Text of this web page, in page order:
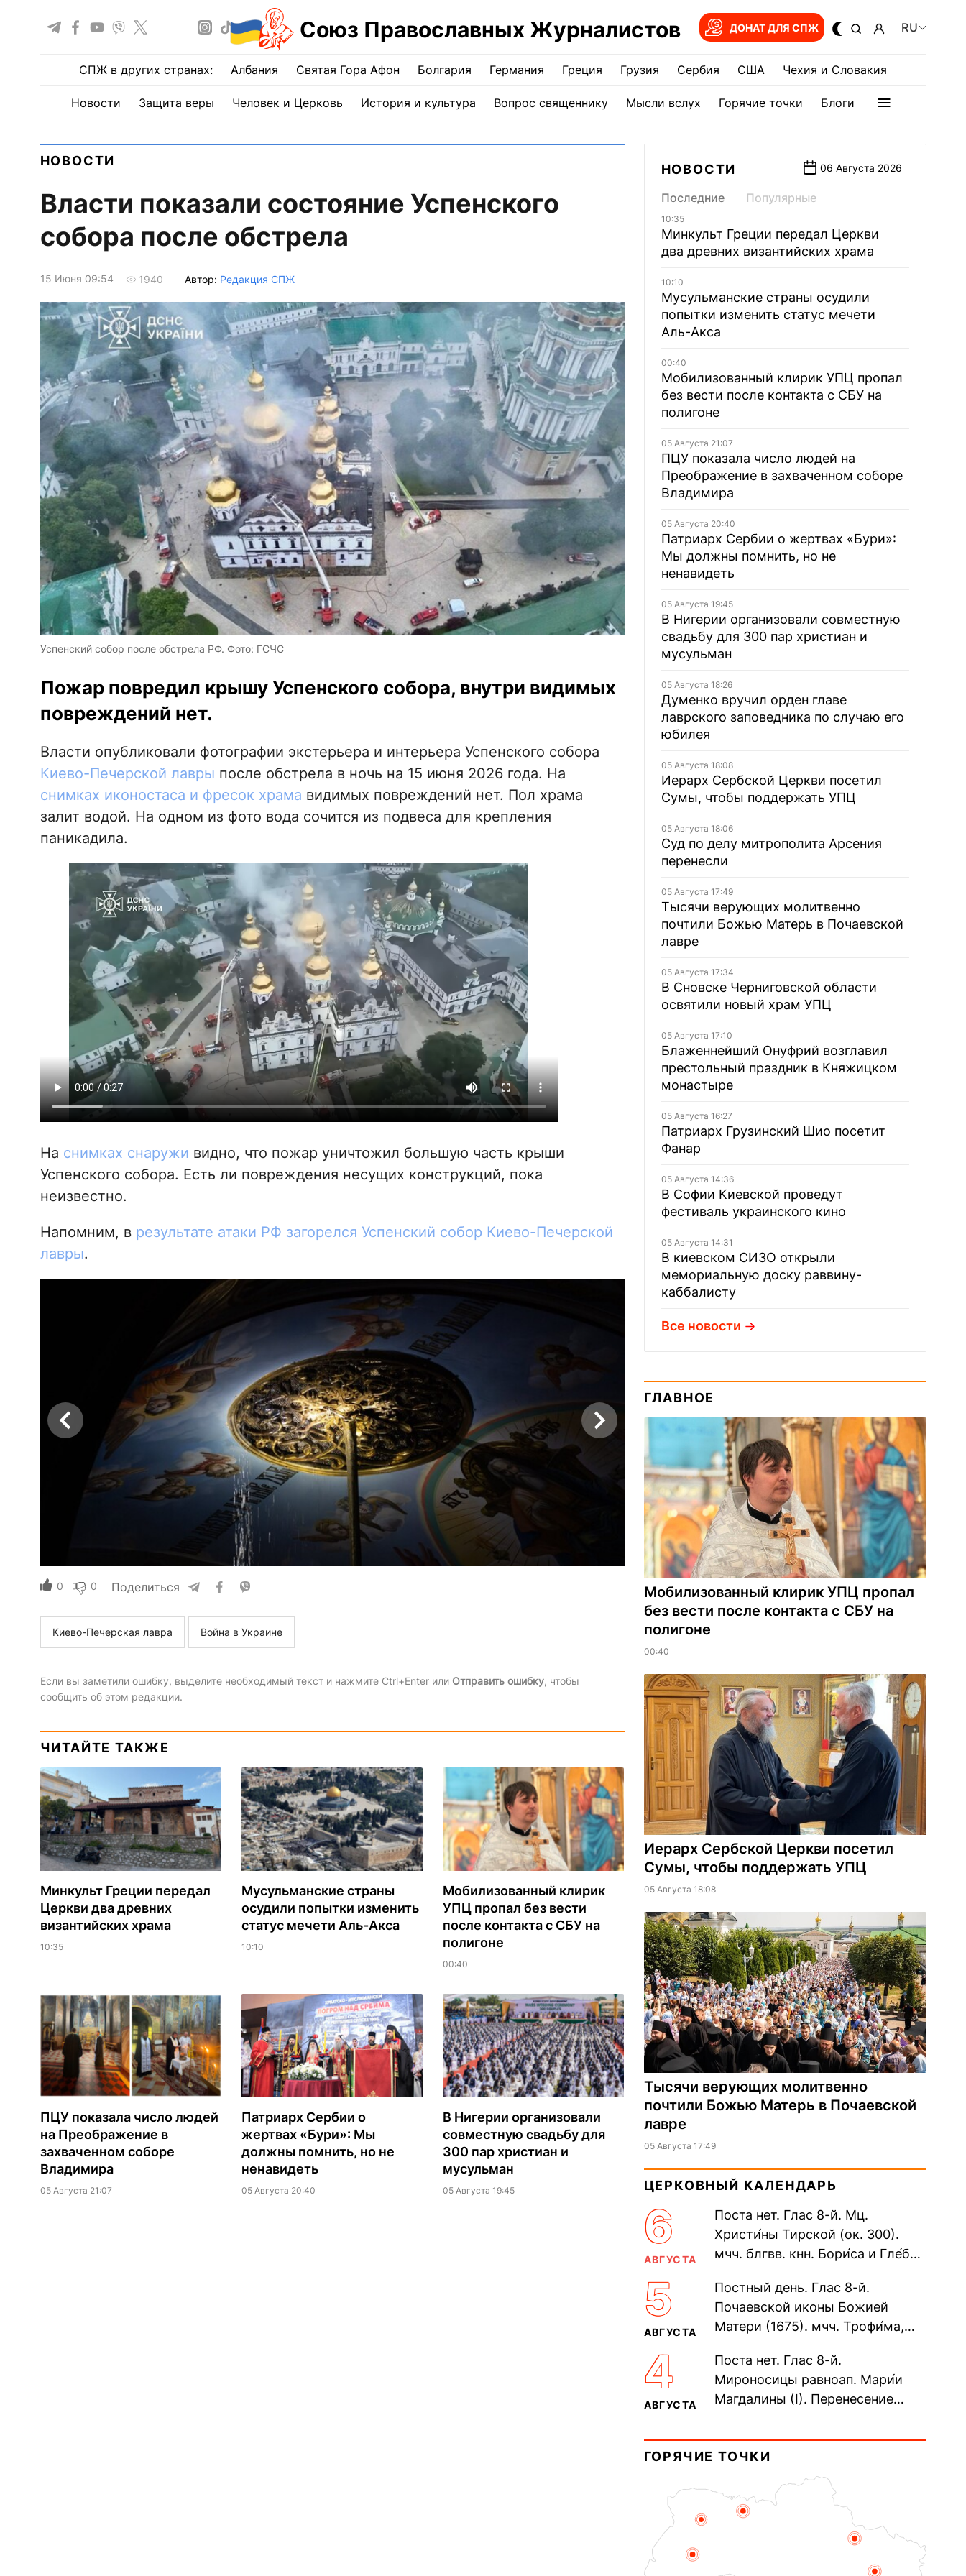
Союз Православных Журналистов ДОНАТ ДЛЯ СПЖ RU
СПЖ в других странах: Албания Святая Гора Афон Болгария Германия Греция Грузия Сербия США Чехия и Словакия
Новости Защита веры Человек и Церковь История и культура Вопрос священнику Мысли вслух Горячие точки Блоги
НОВОСТИ
Власти показали состояние Успенского
собора после обстрела
15 Июня 09:54 1940 Автор: Редакция СПЖ
Успенский собор после обстрела РФ. Фото: ГСЧС
Пожар повредил крышу Успенского собора, внутри видимых
повреждений нет.
Власти опубликовали фотографии экстерьера и интерьера Успенского собора
Киево-Печерской лавры после обстрела в ночь на 15 июня 2026 года. На
снимках иконостаса и фресок храма видимых повреждений нет. Пол храма
залит водой. На одном из фото вода сочится из подвеса для крепления
паникадила.
На снимках снаружи видно, что пожар уничтожил большую часть крыши
Успенского собора. Есть ли повреждения несущих конструкций, пока
неизвестно.
Напомним, в результате атаки РФ загорелся Успенский собор Киево-Печерской
лавры.
0 0 Поделиться
Киево-Печерская лавра Война в Украине
Если вы заметили ошибку, выделите необходимый текст и нажмите Ctrl+Enter или Отправить ошибку, чтобы
сообщить об этом редакции.
ЧИТАЙТЕ ТАКЖЕ
Минкульт Греции передал
Церкви два древних
византийских храма
10:35
Мусульманские страны
осудили попытки изменить
статус мечети Аль-Акса
10:10
Мобилизованный клирик
УПЦ пропал без вести
после контакта с СБУ на
полигоне
00:40
ПЦУ показала число людей
на Преображение в
захваченном соборе
Владимира
05 Августа 21:07
Патриарх Сербии о
жертвах «Бури»: Мы
должны помнить, но не
ненавидеть
05 Августа 20:40
В Нигерии организовали
совместную свадьбу для
300 пар христиан и
мусульман
05 Августа 19:45
НОВОСТИ 06 Августа 2026
Последние Популярные
10:35
Минкульт Греции передал Церкви
два древних византийских храма
10:10
Мусульманские страны осудили
попытки изменить статус мечети
Аль-Акса
00:40
Мобилизованный клирик УПЦ пропал
без вести после контакта с СБУ на
полигоне
05 Августа 21:07
ПЦУ показала число людей на
Преображение в захваченном соборе
Владимира
05 Августа 20:40
Патриарх Сербии о жертвах «Бури»:
Мы должны помнить, но не
ненавидеть
05 Августа 19:45
В Нигерии организовали совместную
свадьбу для 300 пар христиан и
мусульман
05 Августа 18:26
Думенко вручил орден главе
лаврского заповедника по случаю его
юбилея
05 Августа 18:08
Иерарх Сербской Церкви посетил
Сумы, чтобы поддержать УПЦ
05 Августа 18:06
Суд по делу митрополита Арсения
перенесли
05 Августа 17:49
Тысячи верующих молитвенно
почтили Божью Матерь в Почаевской
лавре
05 Августа 17:34
В Сновске Черниговской области
освятили новый храм УПЦ
05 Августа 17:10
Блаженнейший Онуфрий возглавил
престольный праздник в Княжицком
монастыре
05 Августа 16:27
Патриарх Грузинский Шио посетит
Фанар
05 Августа 14:36
В Софии Киевской проведут
фестиваль украинского кино
05 Августа 14:31
В киевском СИЗО открыли
мемориальную доску раввину-
каббалисту
Все новости
ГЛАВНОЕ
Мобилизованный клирик УПЦ пропал
без вести после контакта с СБУ на
полигоне
00:40
Иерарх Сербской Церкви посетил
Сумы, чтобы поддержать УПЦ
05 Августа 18:08
Тысячи верующих молитвенно
почтили Божью Матерь в Почаевской
лавре
05 Августа 17:49
ЦЕРКОВНЫЙ КАЛЕНДАРЬ
6
АВГУСТА
Поста нет. Глас 8-й. Мц.
Христи́ны Тирской (ок. 300).
мчч. блгвв. кнн. Бори́са и Гле́ба,
Дави́да (1015). Прп....
5
АВГУСТА
Постный день. Глас 8-й.
Почаевской иконы Божией
Матери (1675). мчч. Трофи́ма,
мучеников (284–305). прав.
воина Фео́дора...
4
АВГУСТА
Поста нет. Глас 8-й.
Мироносицы равноап. Мари́и
Магдалины (I). Перенесение
Синопского (403–404). Прп.
Корни́лия...
ГОРЯЧИЕ ТОЧКИ